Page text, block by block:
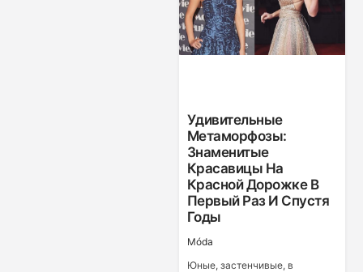
Удивительные
Метаморфозы:
Знаменитые
Красавицы На
Красной Дорожке В
Первый Раз И Спустя
Годы
Móda
Юные, застенчивые, в